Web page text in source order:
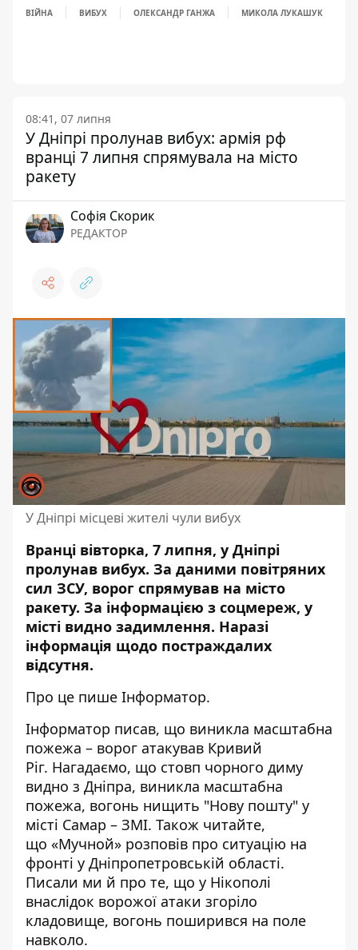
ВІЙНА ВИБУХ ОЛЕКСАНДР ГАНЖА МИКОЛА ЛУКАШУК
08:41, 07 липня
У Дніпрі пролунав вибух: армія рф
вранці 7 липня спрямувала на місто
ракету
Софія Скорик
РЕДАКТОР
У Дніпрі місцеві жителі чули вибух
Вранці вівторка, 7 липня, у Дніпрі
пролунав вибух. За даними повітряних
сил ЗСУ, ворог спрямував на місто
ракету. За інформацією з соцмереж, у
місті видно задимлення. Наразі
інформація щодо постраждалих
відсутня.
Про це пише Інформатор.
Інформатор писав, що виникла масштабна
пожежа – ворог атакував Кривий
Ріг. Нагадаємо, що стовп чорного диму
видно з Дніпра, виникла масштабна
пожежа, вогонь нищить "Нову пошту" у
місті Самар – ЗМІ. Також читайте,
що «Мучной» розповів про ситуацію на
фронті у Дніпропетровській області.
Писали ми й про те, що у Нікополі
внаслідок ворожої атаки згоріло
кладовище, вогонь поширився на поле
навколо.